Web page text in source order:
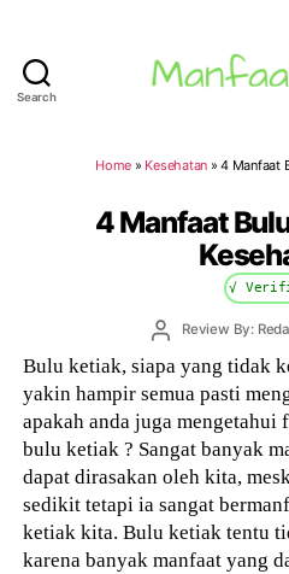
Search
Home » Kesehatan »4 Manfaat
4 Manfaat
√
PostReview By:
Bulu ketiak, siapa yang tidak
yakin hampir semua pasti
apakah anda juga mengetahui
bulu ketiak ? Sangat banyak
dapat dirasakan oleh kita,
sedikit tetapi ia sangat
ketiak kita. Bulu ketiak tentu
karena banyak manfaat yang